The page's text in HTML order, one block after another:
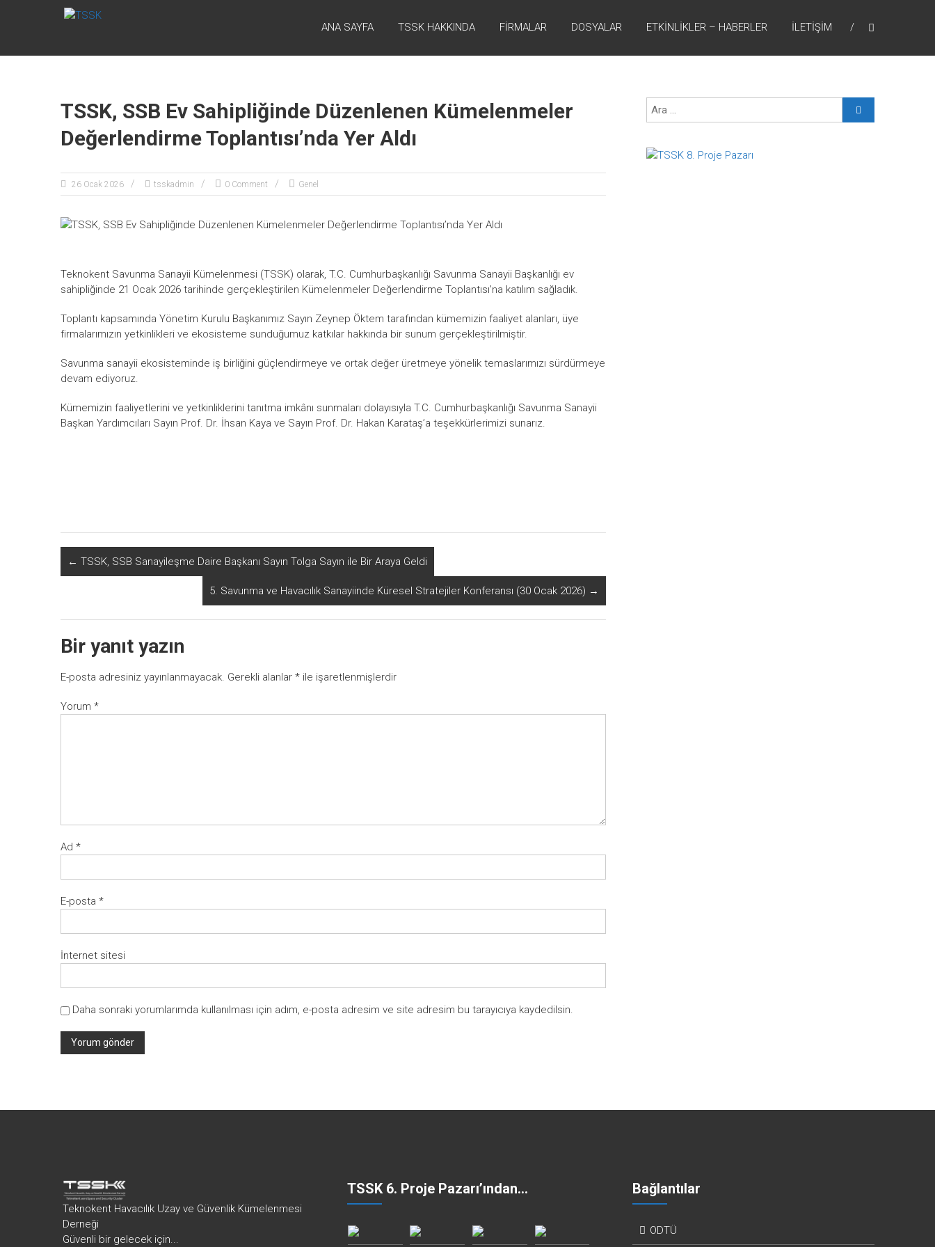
TSSK
Kümelenmesi
ANA SAYFA TSSK HAKKINDA FİRMALAR DOSYALAR ETKİNLİKLER – HABERLER İLETİŞİM
TSSK, SSB Ev Sahipliğinde Düzenlenen Kümelenmeler
Değerlendirme Toplantısı’nda Yer Aldı
26 Ocak 2026 tsskadmin 0 Comment Genel
Teknokent Savunma Sanayii Kümelenmesi (TSSK) olarak, T.C. Cumhurbaşkanlığı Savunma Sanayii Başkanlığı ev
sahipliğinde 21 Ocak 2026 tarihinde gerçekleştirilen Kümelenmeler Değerlendirme Toplantısı’na katılım sağladık.
Toplantı kapsamında Yönetim Kurulu Başkanımız Sayın Zeynep Öktem tarafından kümemizin faaliyet alanları, üye
firmalarımızın yetkinlikleri ve ekosisteme sunduğumuz katkılar hakkında bir sunum gerçekleştirilmiştir.
Savunma sanayii ekosisteminde iş birliğini güçlendirmeye ve ortak değer üretmeye yönelik temaslarımızı sürdürmeye
devam ediyoruz.
Kümemizin faaliyetlerini ve yetkinliklerini tanıtma imkânı sunmaları dolayısıyla T.C. Cumhurbaşkanlığı Savunma Sanayii
Başkan Yardımcıları Sayın Prof. Dr. İhsan Kaya ve Sayın Prof. Dr. Hakan Karataş’a teşekkürlerimizi sunarız.
← TSSK, SSB Sanayileşme Daire Başkanı Sayın Tolga Sayın ile Bir Araya Geldi
5. Savunma ve Havacılık Sanayiinde Küresel Stratejiler Konferansı (30 Ocak 2026) →
Bir yanıt yazın
E-posta adresiniz yayınlanmayacak. Gerekli alanlar * ile işaretlenmişlerdir
Yorum *
Ad *
E-posta *
İnternet sitesi
Daha sonraki yorumlarımda kullanılması için adım, e-posta adresim ve site adresim bu tarayıcıya kaydedilsin.
Teknokent Havacılık Uzay ve Güvenlik Kümelenmesi
Derneği
Güvenli bir gelecek için...
TSSK 6. Proje Pazarı’ından… Bağlantılar
ODTÜ